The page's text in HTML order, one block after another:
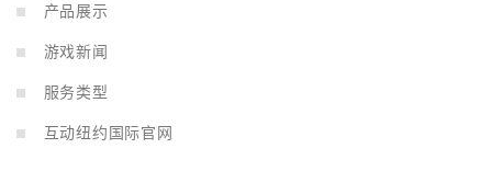
产品展示
游戏新闻
服务类型
互动纽约国际官网